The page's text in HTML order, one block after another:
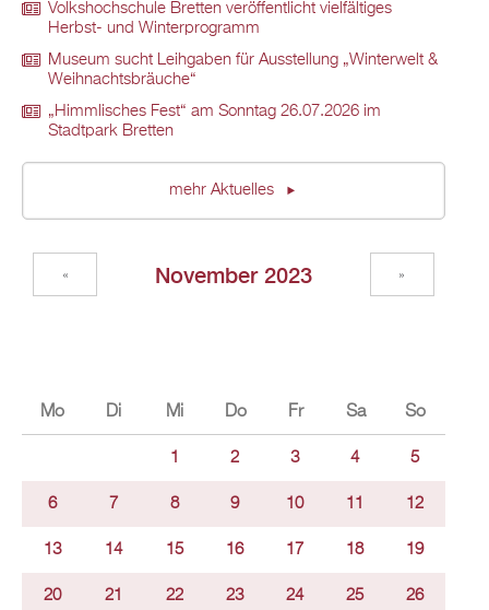
Volkshochschule Bretten veröffentlicht vielfältiges
Herbst- und Winterprogramm
Museum sucht Leihgaben für Ausstellung „Winterwelt &
Weihnachtsbräuche“
„Himmlisches Fest“ am Sonntag 26.07.2026 im
Stadtpark Bretten
mehr Aktuelles
November 2023
« »
Mo Di Mi Do Fr Sa So
1 2 3 4 5
6 7 8 9 10 11 12
13 14 15 16 17 18 19
20 21 22 23 24 25 26